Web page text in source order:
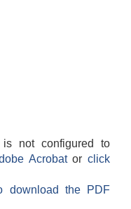
is not configured to
Acrobatorclick
download the PDF